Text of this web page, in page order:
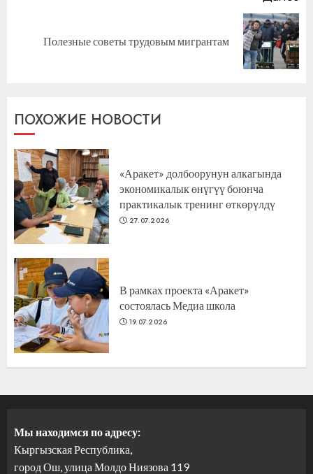
Следующая
Полезные советы трудовым мигрантам
ПОХОЖИЕ НОВОСТИ
«Аракет» долбоорунун алкагында
экономикалык өнүгүү боюнча
практикалык тренинг өткөрүлдү
27.07.2026
В рамках проекта «Аракет»
состоялась Медиа школа
19.07.2026
Мы находимся по адресу:
Кыргызская Республика,
город Ош, улица Молдо Ниязова 119